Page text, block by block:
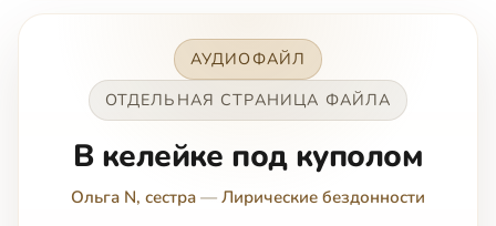
АУДИОФАЙЛ
ОТДЕЛЬНАЯ СТРАНИЦА ФАЙЛА
В келейке под куполом
Ольга N, сестра — Лирические бездонности